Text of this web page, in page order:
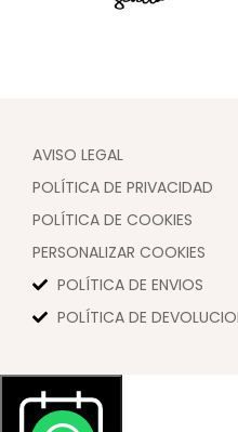
AVISO LEGAL
POLÍTICA DE PRIVACIDAD
POLÍTICA DE COOKIES
PERSONALIZAR COOKIES
POLÍTICA DE ENVIOS
POLÍTICA DE